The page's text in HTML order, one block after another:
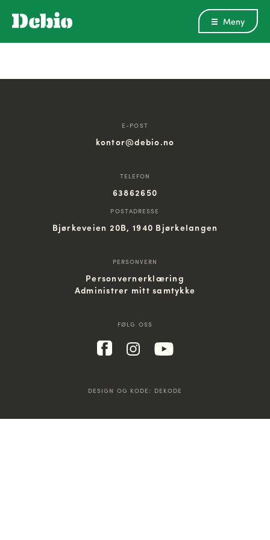
E-POST
kontor@debio.no
TELEFON
63862650
POSTADRESSE
Bjørkeveien 20B, 1940 Bjørkelangen
PERSONVERN
Personvernerklæring
Administrer mitt samtykke
FØLG OSS
DESIGN OG KODE: DEKODE
Meny